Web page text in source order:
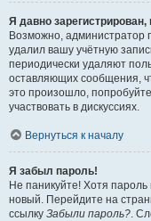
Я давно
Возможно, администратор
удалил вашу учётную
периодически удаляют
оставляющих сообщения,
это произошло,
участвовать в дискуссиях.
Вернуться к началу
Я забыл пароль!
Не паникуйте! Хотя пароль
новый. Перейдите на
ссылку Забыли пароль?.